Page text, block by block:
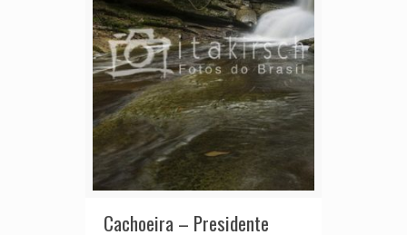
Cachoeira – Presidente